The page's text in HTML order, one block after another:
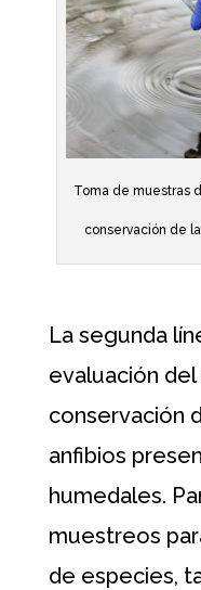
Toma de muestras
conservación de
La segunda
evaluación
conservación
anfibios
humedales.
muestreos
de especies,